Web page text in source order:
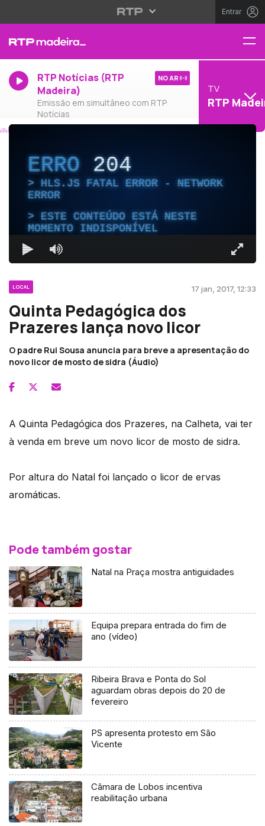
Entrar
RTP Notícias (RTP
Madeira)
Emissão em simultâneo com RTP
Notícias
NO AR
TV
RTP
ERRO204
HLS.JS FATAL ERROR - NETWORK
ERROR
ESTE CONTEÚDO ESTÁ NESTE
MOMENTO INDISPONÍVEL
LOCAL 17 jan, 2017, 12:33
Quinta Pedagógica dos
Prazeres lança novo licor
O padre Rui Sousa anuncia para breve a apresentação do
novo licor de mosto de sidra (Áudio)
A Quinta Pedagógica dos Prazeres, na Calheta, vai ter
à venda em breve um novo licor de mosto de sidra.
Por altura do Natal foi lançado o licor de ervas
aromáticas.
Pode também gostar
Natal na Praça mostra antiguidades
Equipa prepara entrada do fim de
ano (vídeo)
Ribeira Brava e Ponta do Sol
aguardam obras depois do 20 de
fevereiro
PS apresenta protesto em São
Vicente
Câmara de Lobos incentiva
reabilitação urbana